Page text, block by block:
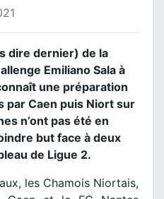
dire dernier) de la
Emiliano Sala à
une préparation
par Caen puis Niort sur
n’ont pas été en
but face à deux
de Ligue 2.
les Chamois Niortais,